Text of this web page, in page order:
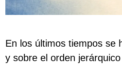
En los últimos tiempos se
y sobre el orden